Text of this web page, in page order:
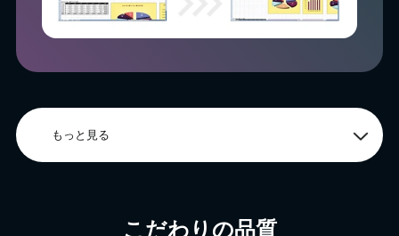
もっと見る
こだわりの品質